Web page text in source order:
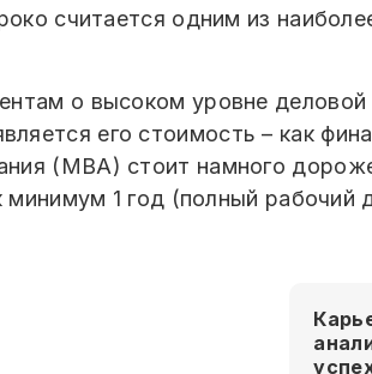
считается одним из
о высоком уровне
его стоимость – как
(MBA) стоит намного
минимум 1 год (полный рабочий